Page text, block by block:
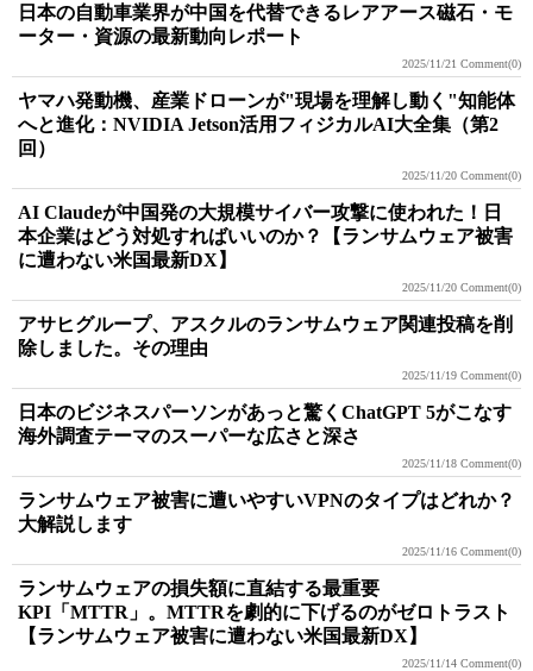
日本の自動車業界が中国を代替できるレアアース磁石・モ
ーター・資源の最新動向レポート
2025/11/21 Comment(0)
ヤマハ発動機、産業ドローンが"現場を理解し動く"知能体
へと進化：NVIDIA Jetson活用フィジカルAI大全集（第2
回）
2025/11/20 Comment(0)
AI Claudeが中国発の大規模サイバー攻撃に使われた！日
本企業はどう対処すればいいのか？【ランサムウェア被害
に遭わない米国最新DX】
2025/11/20 Comment(0)
アサヒグループ、アスクルのランサムウェア関連投稿を削
除しました。その理由
2025/11/19 Comment(0)
日本のビジネスパーソンがあっと驚くChatGPT 5がこなす
海外調査テーマのスーパーな広さと深さ
2025/11/18 Comment(0)
ランサムウェア被害に遭いやすいVPNのタイプはどれか？
大解説します
2025/11/16 Comment(0)
ランサムウェアの損失額に直結する最重要
KPI「MTTR」。MTTRを劇的に下げるのがゼロトラスト
【ランサムウェア被害に遭わない米国最新DX】
2025/11/14 Comment(0)